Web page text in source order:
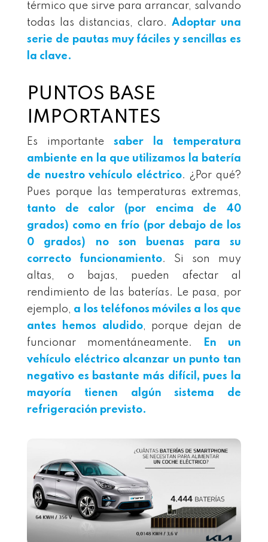
térmico que sirve para arrancar, salvando
todas las distancias, claro. Adoptar una
serie de pautas muy fáciles y sencillas es
la clave.
PUNTOS BASE
IMPORTANTES
Es importante saber la temperatura
ambiente en la que utilizamos la batería
de nuestro vehículo eléctrico. ¿Por qué?
Pues porque las temperaturas extremas,
tanto de calor (por encima de 40
grados) como en frío (por debajo de los
0 grados) no son buenas para su
correcto funcionamiento. Si son muy
altas, o bajas, pueden afectar al
rendimiento de las baterías. Le pasa, por
ejemplo, a los teléfonos móviles a los que
antes hemos aludido, porque dejan de
funcionar momentáneamente.
En un
vehículo eléctrico alcanzar un punto tan
negativo es bastante más difícil, pues la
mayoría tienen algún sistema de
refrigeración previsto.